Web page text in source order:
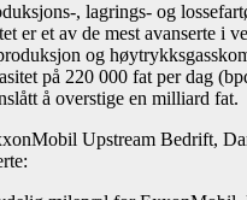
, lagrings- og
er et av de mest avanserte i
og
på 220 000 fat per dag
å overstige en milliard fat.
Upstream Bedrift,